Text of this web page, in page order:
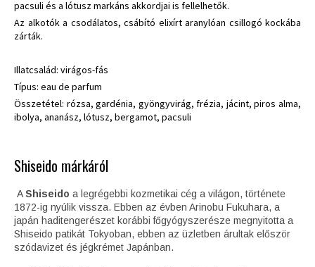
pacsuli és a lótusz markáns akkordjai is fellelhetők.
Az alkotók a csodálatos, csábító elixírt aranylóan csillogó kockába
zárták.
Illatcsalád: virágos-fás
Típus: eau de parfum
Összetétel: rózsa, gardénia, gyöngyvirág, frézia, jácint, piros alma,
ibolya, ananász, lótusz, bergamot, pacsuli
Shiseido márkáról
AShiseido a legrégebbi kozmetikai cég a világon, története
1872-ig nyúlik vissza. Ebben az évben Arinobu Fukuhara, a
japán haditengerészet korábbi főgyógyszerésze megnyitotta a
Shiseido patikát Tokyoban, ebben az üzletben árultak először
szódavizet és jégkrémet Japánban.